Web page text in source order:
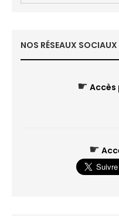
NOS RÉSEAUX SOCIAUX
☛ Accès
☛